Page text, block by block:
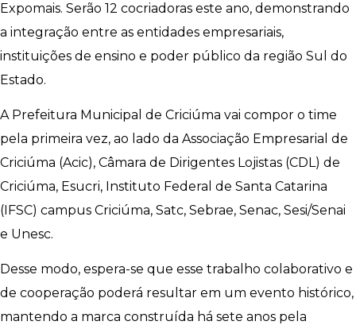
Expomais. Serão 12 cocriadoras este ano, demonstrando
a integração entre as entidades empresariais,
instituições de ensino e poder público da região Sul do
Estado.
A Prefeitura Municipal de Criciúma vai compor o time
pela primeira vez, ao lado da Associação Empresarial de
Criciúma (Acic), Câmara de Dirigentes Lojistas (CDL) de
Criciúma, Esucri, Instituto Federal de Santa Catarina
(IFSC) campus Criciúma, Satc, Sebrae, Senac, Sesi/Senai
e Unesc.
Desse modo, espera-se que esse trabalho colaborativo e
de cooperação poderá resultar em um evento histórico,
mantendo a marca construída há sete anos pela